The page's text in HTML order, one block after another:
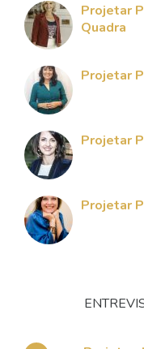
Projetar
Quadra
Projetar
Projetar
Projetar